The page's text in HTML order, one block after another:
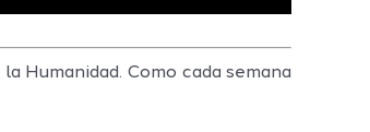
Humanidad. Como cada semana